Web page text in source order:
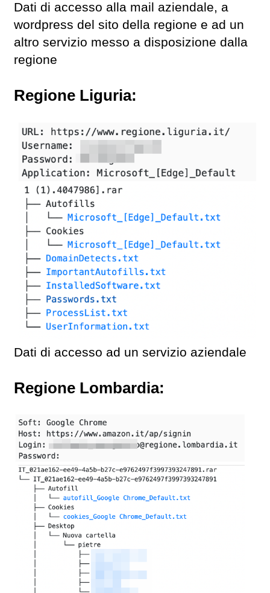
Dati di accesso alla mail aziendale, a
wordpress del sito della regione e ad un
altro servizio messo a disposizione dalla
regione
Regione Liguria:
Dati di accesso ad un servizio aziendale
Regione Lombardia: